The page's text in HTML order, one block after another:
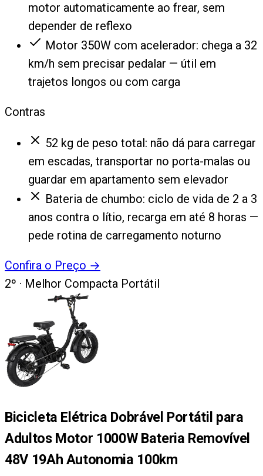
motor automaticamente ao frear, sem
depender de reflexo
Motor 350W com acelerador: chega a 32
km/h sem precisar pedalar — útil em
trajetos longos ou com carga
Contras
52 kg de peso total: não dá para carregar
em escadas, transportar no porta-malas ou
guardar em apartamento sem elevador
Bateria de chumbo: ciclo de vida de 2 a 3
anos contra o lítio, recarga em até 8 horas —
pede rotina de carregamento noturno
Confira o Preço →
2º · Melhor Compacta Portátil
Bicicleta Elétrica Dobrável Portátil para
Adultos Motor 1000W Bateria Removível
48V 19Ah Autonomia 100km